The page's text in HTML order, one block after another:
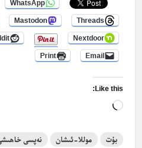
WhatsApp
Threads
Mastodon
Nextdoor
Email
Print
Like this:
Loading…
بۇت موللا-ئىشان نەپسى